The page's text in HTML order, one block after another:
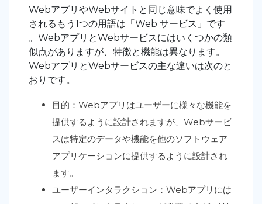
WebアプリやWebサイトと同じ意味でよく使用
されるもう1つの用語は「Web サービス」です
。WebアプリとWebサービスにはいくつかの類
似点がありますが、特徴と機能は異なります。
WebアプリとWebサービスの主な違いは次のと
おりです。
目的：Webアプリはユーザーに様々な機能を
提供するように設計されますが、Webサービ
スは特定のデータや機能を他のソフトウェア
アプリケーションに提供するように設計され
ます。
ユーザーインタラクション：Webアプリには